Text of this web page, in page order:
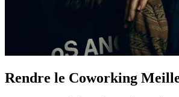
Rendre le Coworking